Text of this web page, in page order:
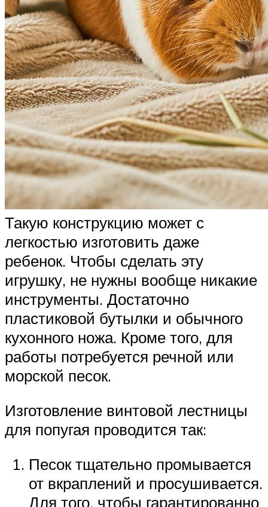
Такую конструкцию может с
легкостью изготовить даже
ребенок. Чтобы сделать эту
игрушку, не нужны вообще никакие
инструменты. Достаточно
пластиковой бутылки и обычного
кухонного ножа. Кроме того, для
работы потребуется речной или
морской песок.
Изготовление винтовой лестницы
для попугая проводится так:
Песок тщательно промывается
от вкраплений и просушивается.
Для того, чтобы гарантированно